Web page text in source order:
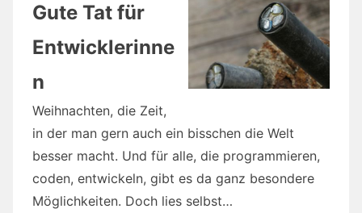
Gute Tat für
Entwicklerinne
n
Weihnachten, die Zeit,
in der man gern auch ein bisschen die Welt
besser macht. Und für alle, die programmieren,
coden, entwickeln, gibt es da ganz besondere
Möglichkeiten. Doch lies selbst…